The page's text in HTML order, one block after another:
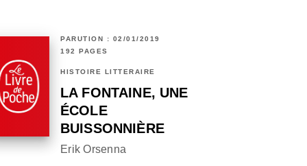
PARUTION : 02/01/2019
192 PAGES
HISTOIRE LITTÉRAIRE
LA FONTAINE, UNE
ÉCOLE
BUISSONNIÈRE
Erik Orsenna